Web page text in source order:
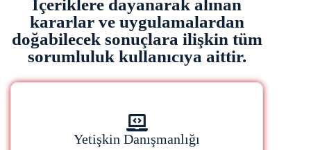
İçeriklere dayanarak alınan
kararlar ve uygulamalardan
doğabilecek sonuçlara ilişkin tüm
sorumluluk kullanıcıya aittir.
Yetişkin Danışmanlığı